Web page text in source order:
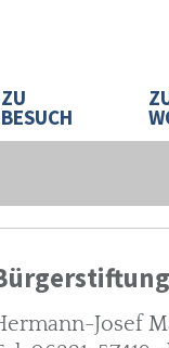
ZU
BESUCH
Josef